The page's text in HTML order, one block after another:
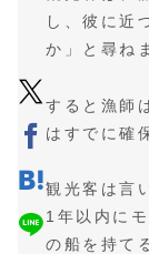
し、彼に近
か」と尋ね
すると漁師
はすでに確
観光客は言
1年以内に
の船を持て